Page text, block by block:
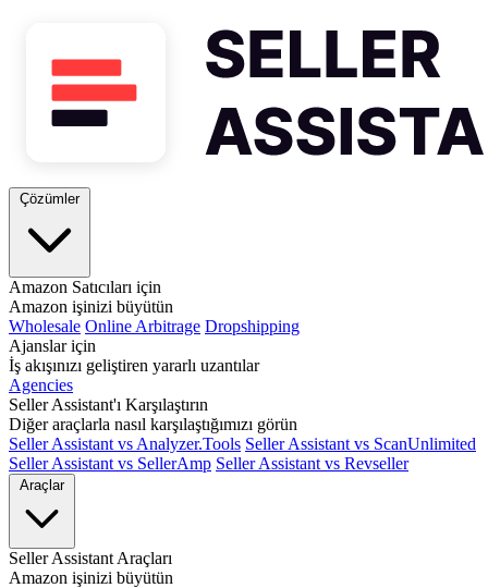
Çözümler
Amazon Satıcıları için
Amazon işinizi büyütün
Wholesale Online Arbitrage Dropshipping
Ajanslar için
İş akışınızı geliştiren yararlı uzantılar
Agencies
Seller Assistant'ı Karşılaştırın
Diğer araçlarla nasıl karşılaştığımızı görün
Seller Assistant vs Analyzer.Tools Seller Assistant vs ScanUnlimited
Seller Assistant vs SellerAmp Seller Assistant vs Revseller
Araçlar
Seller Assistant Araçları
Amazon işinizi büyütün